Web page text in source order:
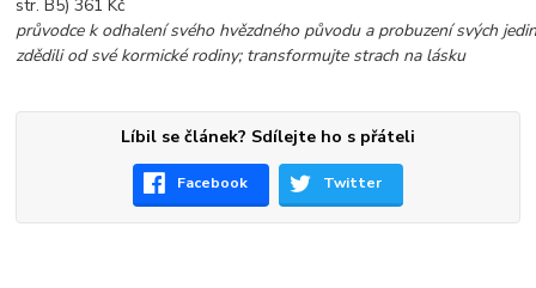
str. B5) 361 Kč
průvodce k odhalení svého hvězdného původu a probuzení svých
zdědili od své kormické rodiny; transformujte strach na lásku
Líbil se článek? Sdílejte ho s přáteli
Facebook Twitter